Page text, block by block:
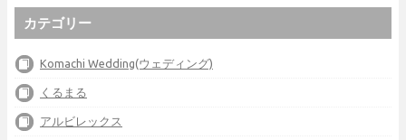
カテゴリー
Komachi Wedding(ウェディング)
くるまる
アルビレックス